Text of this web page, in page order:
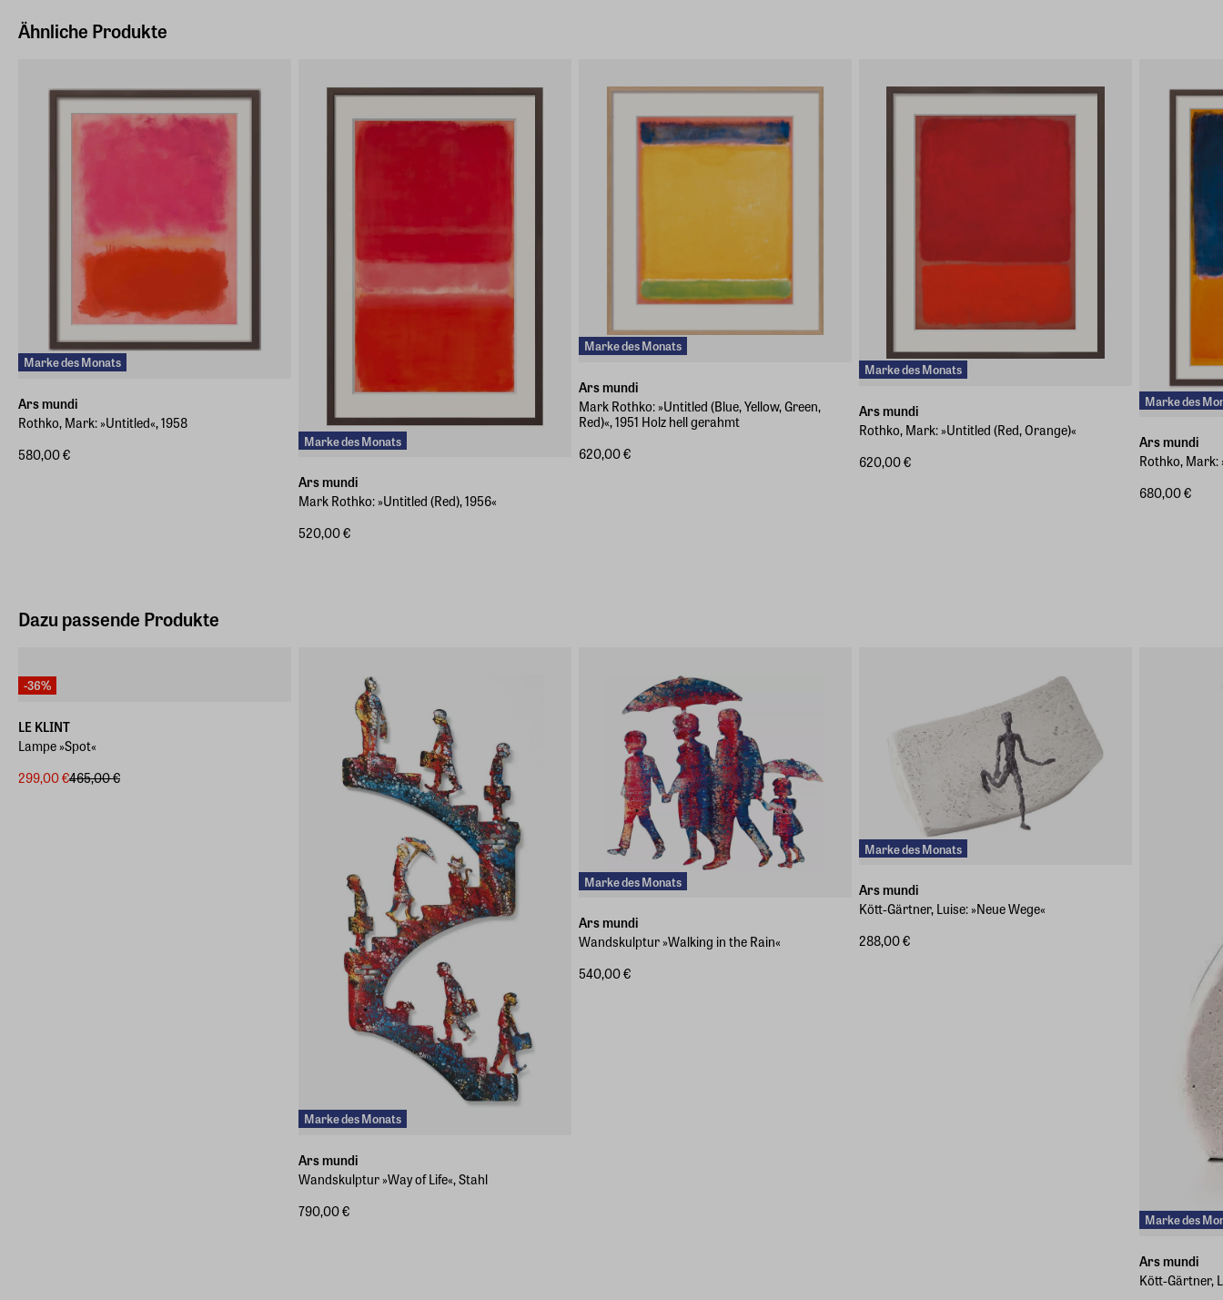
Deutschland (EU)
Ähnliche Produkte
Marke des Monats
Ars mundi
Rothko, Mark: »Untitled«, 1958
580,00 €
Marke des Monats
Ars mundi
Mark Rothko: »Untitled (Red), 1956«
520,00 €
Marke des Monats
Ars mundi
Mark Rothko: »Untitled (Blue, Yellow, Green,
Red)«, 1951 Holz hell gerahmt
620,00 €
Marke des Monats
Ars mundi
Rothko, Mark: »Untitled (Red, Orange)«
620,00 €
Marke des
Ars mundi
Rothko, Mark:
680,00 €
Dazu passende Produkte
-36%
LE KLINT
Lampe »Spot«
299,00 €465,00 €
Marke des Monats
Ars mundi
Wandskulptur »Way of Life«, Stahl
790,00 €
Marke des Monats
Ars mundi
Wandskulptur »Walking in the Rain«
540,00 €
Marke des Monats
Ars mundi
Kött-Gärtner, Luise: »Neue Wege«
288,00 €
Marke des
Ars mundi
Kött-Gärtner,